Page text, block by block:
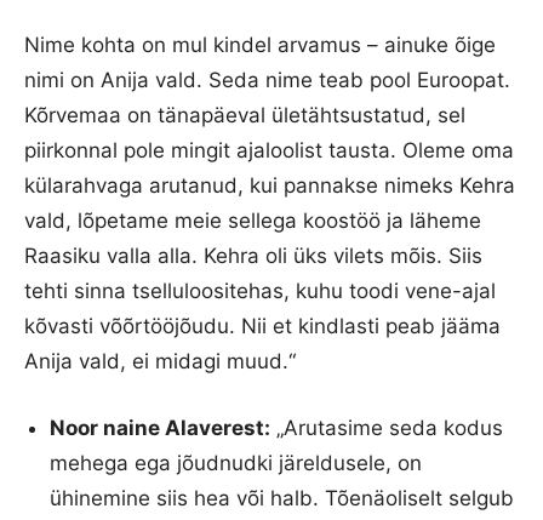
Nime kohta on mul kindel arvamus – ainuke õige
nimi on Anija vald. Seda nime teab pool Euroopat.
Kõrvemaa on tänapäeval ületähtsustatud, sel
piirkonnal pole mingit ajaloolist tausta. Oleme oma
külarahvaga arutanud, kui pannakse nimeks Kehra
vald, lõpetame meie sellega koostöö ja läheme
Raasiku valla alla. Kehra oli üks vilets mõis. Siis
tehti sinna tselluloositehas, kuhu toodi vene-ajal
kõvasti võõrtööjõudu. Nii et kindlasti peab jääma
Anija vald, ei midagi muud.“
Noor naine Alaverest: „Arutasime seda kodus
mehega ega jõudnudki järeldusele, on
ühinemine siis hea või halb. Tõenäoliselt selgub